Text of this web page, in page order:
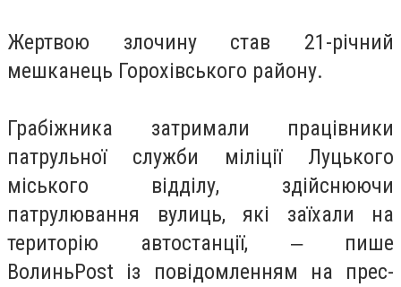
Жертвою злочину став 21-річний
мешканець Горохівського району.
Грабіжника затримали працівники
патрульної служби міліції Луцького
міського відділу, здійснюючи
патрулювання вулиць, які заїхали на
територію автостанції, ‒ пише
ВолиньPost із повідомленням на прес-